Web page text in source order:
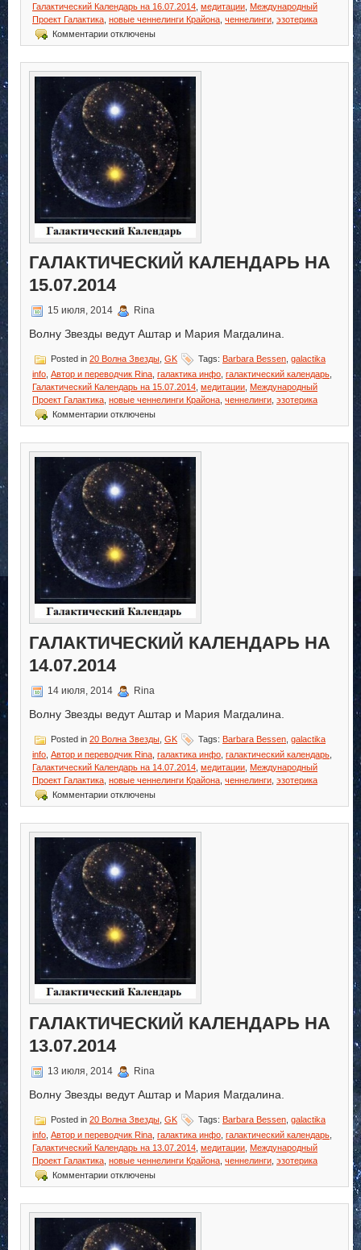
Галактический Календарь на 16.07.2014 медитации Международный
Проект Галактика новые ченнелинги Крайона ченнелинги эзотерика
Комментариик
записи
Календарь
на
16.07.2014
отключены
ГАЛАКТИЧЕСКИЙ КАЛЕНДАРЬ НА
15.07.2014
15 июля, 2014 Rina
Волну Звезды ведут Аштар и Мария Магдалина.
Posted in 20 Волна Звезды GK Tags: Barbara Bessen galactika
info Автор и переводчик Rina галактика инфо галактический календарь
Галактический Календарь на 15.07.2014 медитации Международный
Проект Галактика новые ченнелинги Крайона ченнелинги эзотерика
Комментариик
записи
Календарь
на
15.07.2014
отключены
ГАЛАКТИЧЕСКИЙ КАЛЕНДАРЬ НА
14.07.2014
14 июля, 2014 Rina
Волну Звезды ведут Аштар и Мария Магдалина.
Posted in 20 Волна Звезды GK Tags: Barbara Bessen galactika
info Автор и переводчик Rina галактика инфо галактический календарь
Галактический Календарь на 14.07.2014 медитации Международный
Проект Галактика новые ченнелинги Крайона ченнелинги эзотерика
Комментариик
записи
Календарь
на
14.07.2014
отключены
ГАЛАКТИЧЕСКИЙ КАЛЕНДАРЬ НА
13.07.2014
13 июля, 2014 Rina
Волну Звезды ведут Аштар и Мария Магдалина.
Posted in 20 Волна Звезды GK Tags: Barbara Bessen galactika
info Автор и переводчик Rina галактика инфо галактический календарь
Галактический Календарь на 13.07.2014 медитации Международный
Проект Галактика новые ченнелинги Крайона ченнелинги эзотерика
Комментариик
записи
Календарь
на
13.07.2014
отключены